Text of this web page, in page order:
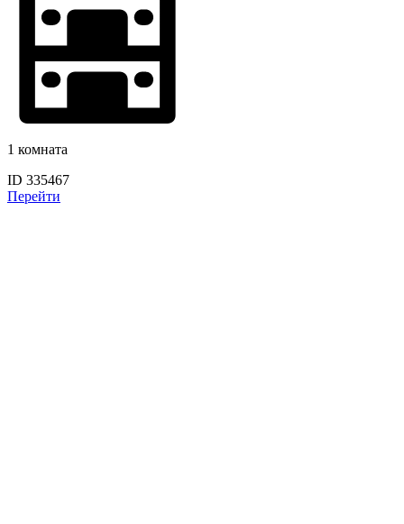
1 комната
ID 335467
Перейти